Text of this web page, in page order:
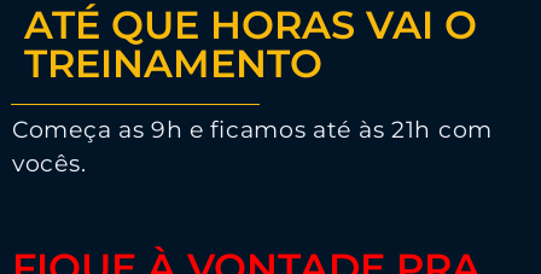
ATÉ QUE HORAS VAI O
TREINAMENTO
Começa as 9h e ficamos até às 21h com
vocês.